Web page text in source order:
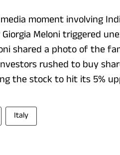
moment involving
Meloni triggered
shared a photo of the
rushed to buy
the stock to hit its 5%
Italy